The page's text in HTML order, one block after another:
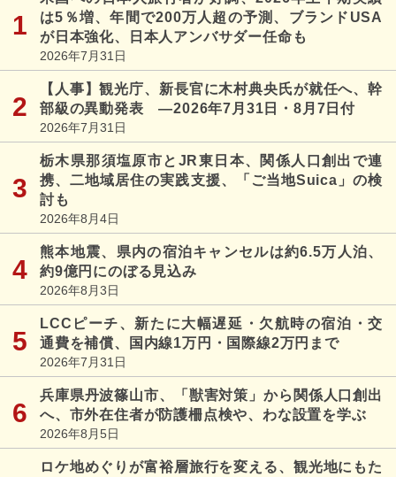
は5％増、年間で200万人超の予測、ブランドUSA
が日本強化、日本人アンバサダー任命も
2026年7月31日
【人事】観光庁、新長官に木村典央氏が就任へ、幹
部級の異動発表 ―2026年7月31日・8月7日付
2026年7月31日
栃木県那須塩原市とJR東日本、関係人口創出で連
携、二地域居住の実践支援、「ご当地Suica」の検
討も
2026年8月4日
熊本地震、県内の宿泊キャンセルは約6.5万人泊、
約9億円にのぼる見込み
2026年8月3日
LCCピーチ、新たに大幅遅延・欠航時の宿泊・交
通費を補償、国内線1万円・国際線2万円まで
2026年7月31日
兵庫県丹波篠山市、「獣害対策」から関係人口創出
へ、市外在住者が防護柵点検や、わな設置を学ぶ
2026年8月5日
ロケ地めぐりが富裕層旅行を変える、観光地にもた